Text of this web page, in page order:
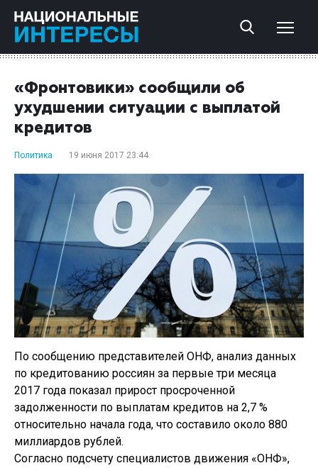
«Фронтовики» сообщили об
ухудшении ситуации с выплатой
кредитов
Политика 19 июня 2017 23:44
По сообщению представителей ОНФ, анализ данных
по кредитованию россиян за первые три месяца
2017 года показал прирост просроченной
задолженности по выплатам кредитов на 2,7 %
относительно начала года, что составило около 880
миллиардов рублей.
Согласно подсчету специалистов движения «ОНФ»,